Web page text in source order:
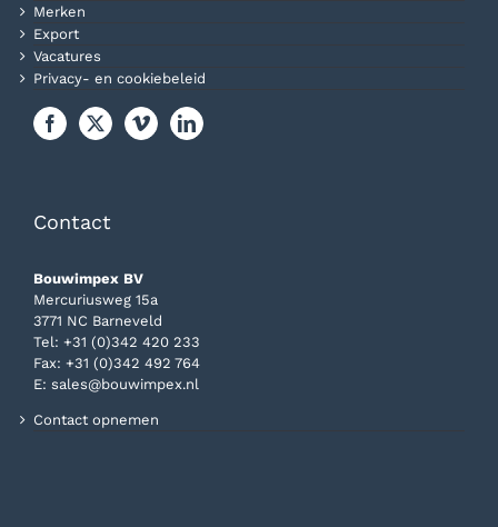
Merken
Export
Vacatures
Privacy- en cookiebeleid
Contact
Bouwimpex BV
Mercuriusweg 15a
3771 NC Barneveld
Tel: +31 (0)342 420 233
Fax: +31 (0)342 492 764
E: sales@bouwimpex.nl
Contact opnemen